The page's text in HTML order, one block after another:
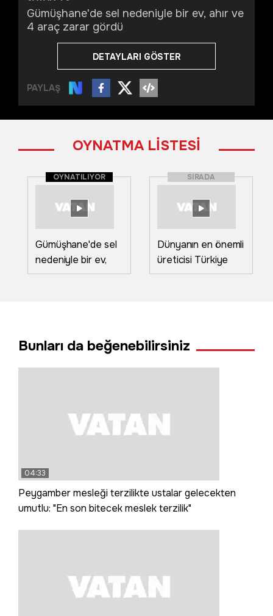
Gümüşhane'de sel nedeniyle bir ev, ahır ve
4 araç zarar gördü
DETAYLARI GÖSTER
PAYLAŞ
OYNATMA LİSTESİ
OYNATILIYOR
Gümüşhane'de sel
nedeniyle bir ev,
ahır ve 4 araç zarar
SIRADA
Dünyanın en önemli
üreticisi Türkiye
üretiyor Avrupa
Bunları da beğenebilirsiniz
04:33
Peygamber mesleği terzilikte ustalar gelecekten
umutlu: "En son bitecek meslek terzilik"